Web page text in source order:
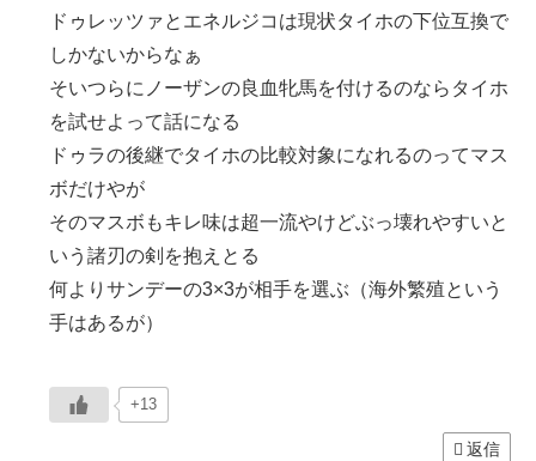
ドゥレッツァとエネルジコは現状タイホの下位互換で
しかないからなぁ
そいつらにノーザンの良血牝馬を付けるのならタイホ
を試せよって話になる
ドゥラの後継でタイホの比較対象になれるのってマス
ボだけやが
そのマスボもキレ味は超一流やけどぶっ壊れやすいと
いう諸刃の剣を抱えとる
何よりサンデーの3×3が相手を選ぶ（海外繁殖という
手はあるが）
+13
返信